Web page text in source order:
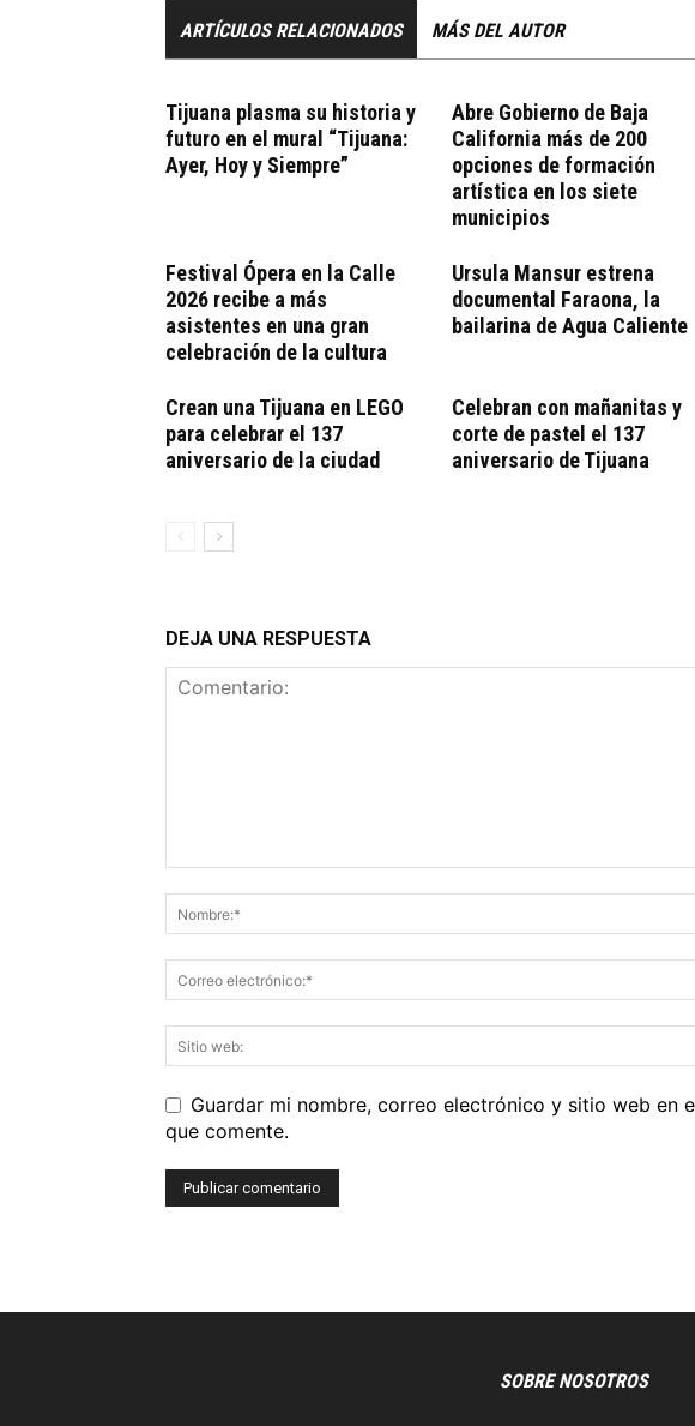
ARTÍCULOS RELACIONADOS MÁS DEL AUTOR
Tijuana plasma su historia y
futuro en el mural “Tijuana:
Ayer, Hoy y Siempre”
Abre Gobierno de Baja
California más de 200
opciones de formación
artística en los siete
municipios
Festival Ópera en la Calle
2026 recibe a más
asistentes en una gran
celebración de la cultura
Ursula Mansur estrena
documental Faraona, la
bailarina de Agua Caliente
Crean una Tijuana en LEGO
para celebrar el 137
aniversario de la ciudad
Celebran con mañanitas y
corte de pastel el 137
aniversario de Tijuana
DEJA UNA RESPUESTA
Guardar mi nombre, correo electrónico y sitio web en
que comente.
SOBRE NOSOTROS